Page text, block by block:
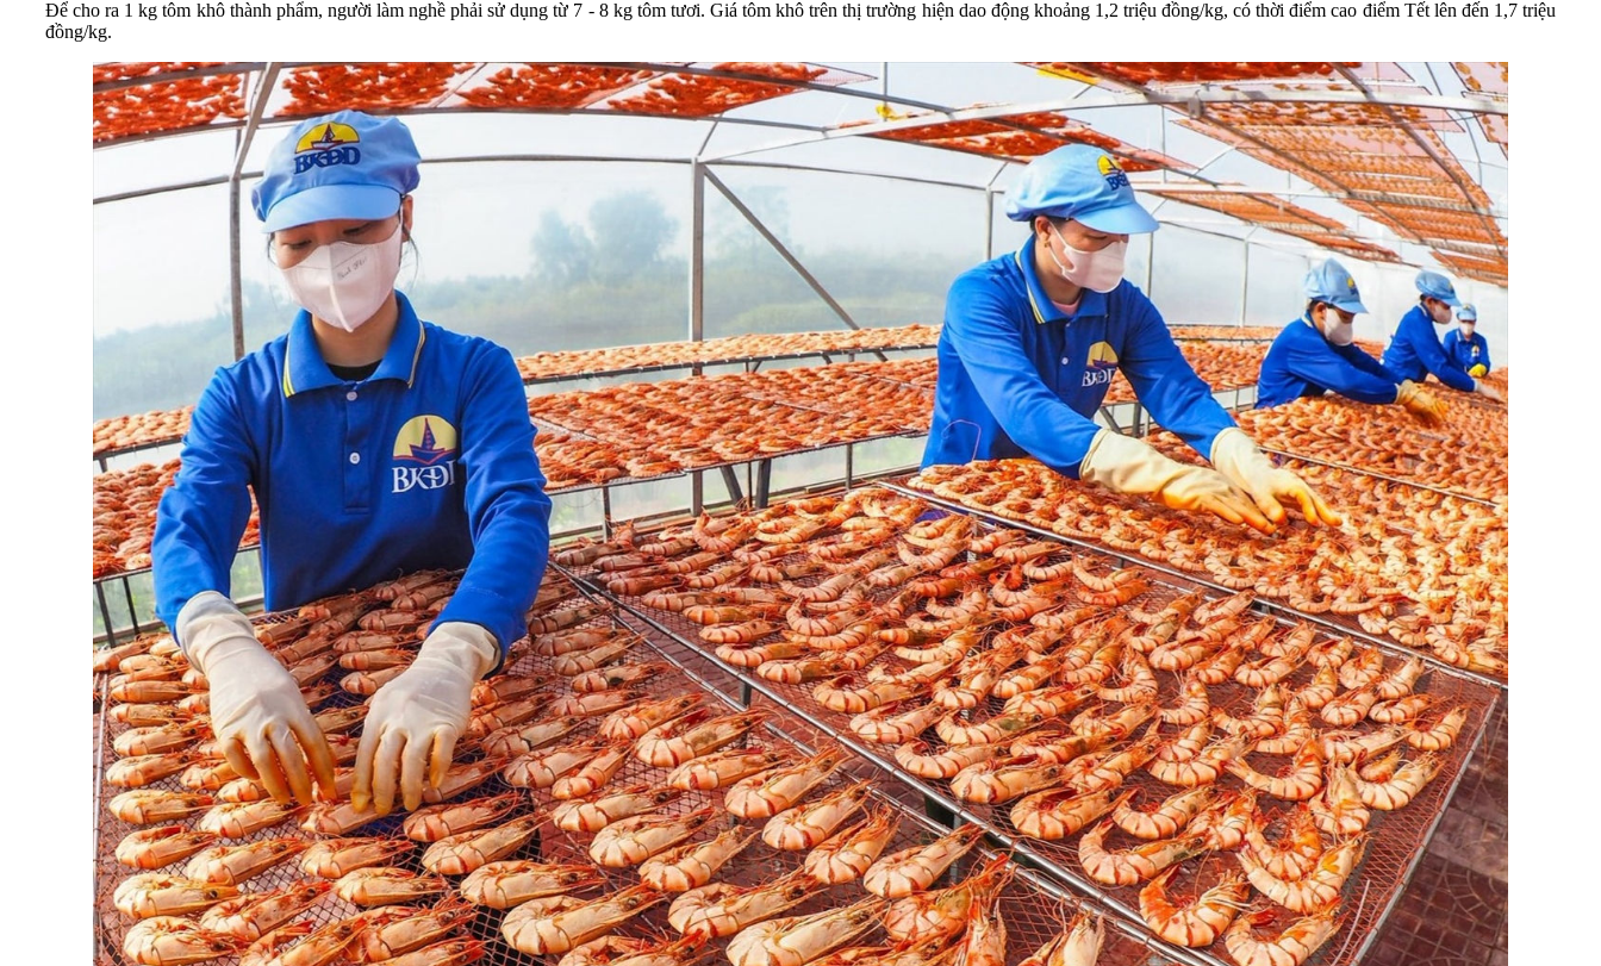
Để cho ra 1 kg tôm khô thành phẩm, người làm nghề phải sử dụng từ 7 - 8 kg tôm tươi. Giá tôm khô trên thị trường hiện dao động khoảng 1,2 triệu đồng/kg, có thời điểm cao điểm Tết lên đến 1,7 triệu
đồng/kg.